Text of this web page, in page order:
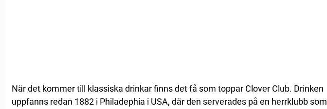
När det kommer till klassiska drinkar finns det få som toppar Clover Club. Drinken
uppfanns redan 1882 i Philadephia i USA, där den serverades på en herrklubb som